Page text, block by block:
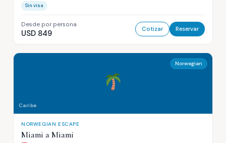
Sin visa
Desde por persona
USD 849 Cotizar Reservar
Caribe
Norwegian
NORWEGIAN ESCAPE
Miami a Miami